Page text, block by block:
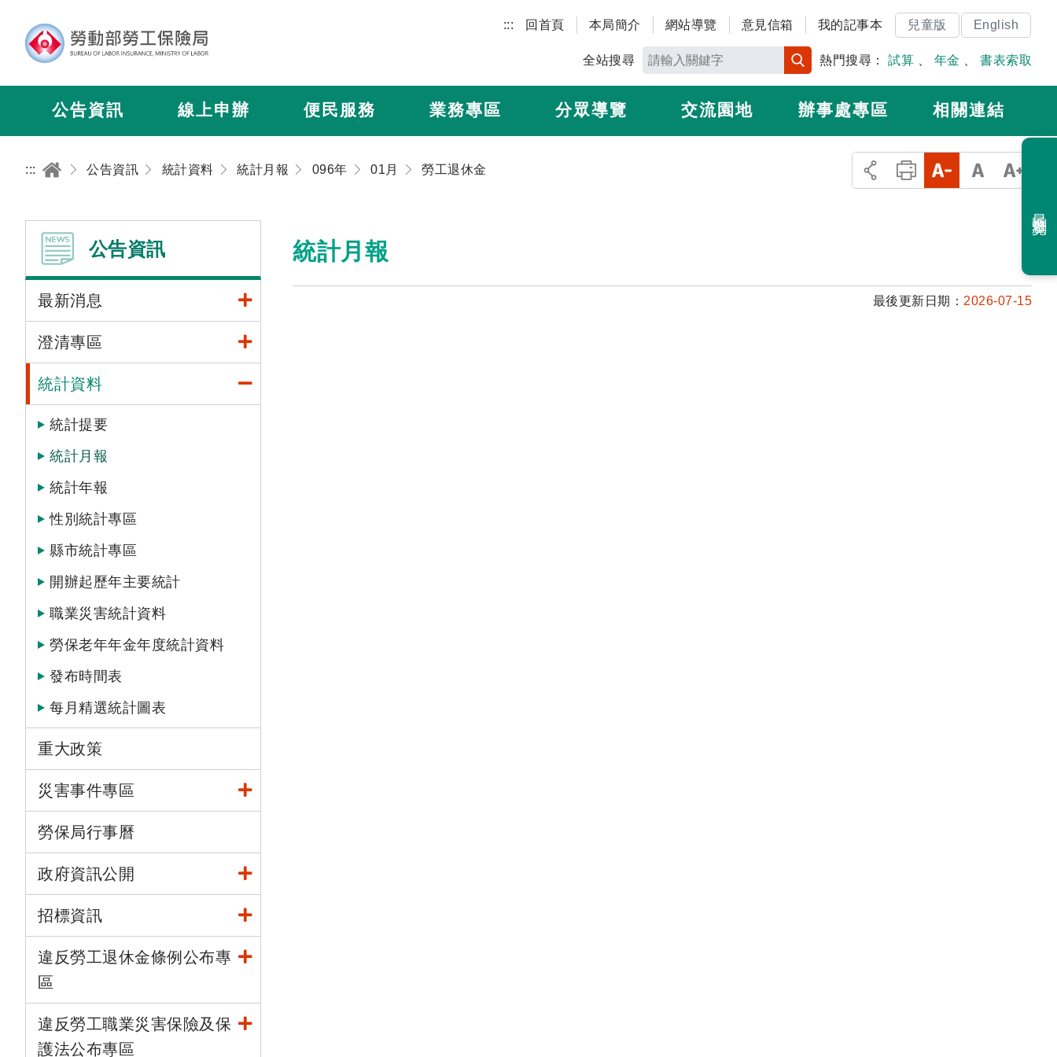
::: 回首頁 本局簡介 網站導覽 意見信箱 我的記事本 兒童版 English
全站搜尋 熱門搜尋： 試算 年金 書表索取
公告資訊 線上申辦 便民服務 業務專區 分眾導覽 交流園地 辦事處專區 相關連結
::: 公告資訊 統計資料 統計月報 096年 01月 勞工退休金
公告資訊
最新消息
澄清專區
統計資料
統計提要
統計月報
統計年報
性別統計專區
縣市統計專區
開辦起歷年主要統計
職業災害統計資料
勞保老年年金年度統計資料
發布時間表
每月精選統計圖表
重大政策
災害事件專區
勞保局行事曆
政府資訊公開
招標資訊
違反勞工退休金條例公布專
區
違反勞工職業災害保險及保
護法公布專區
統計月報
最後更新日期： 2026-07-15